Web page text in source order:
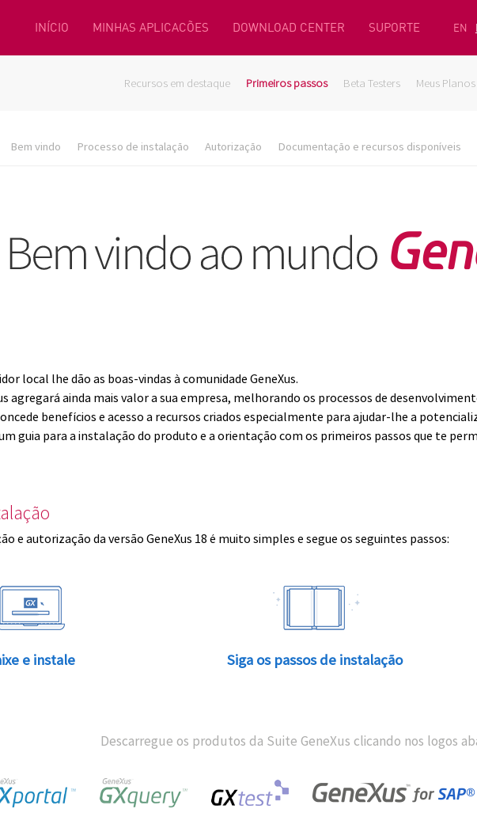
INÍCIO MINHAS APLICACÕES DOWNLOAD CENTER SUPORTE EN
Recursos em destaque Primeiros passos Beta Testers Meus Planos
Bem vindo Processo de instalação Autorização Documentação e recursos disponíveis
local lhe dão as boas-vindas à comunidade GeneXus.
agregará ainda mais valor a sua empresa, melhorando os processos de
benefícios e acesso a recursos criados especialmente para ajudar-lhe a
guia para a instalação do produto e a orientação com os primeiros passos que te
e autorização da versão GeneXus 18 é muito simples e segue os seguintes passos:
e instale Siga os passos de instalação
Descarregue os produtos da Suite GeneXus clicando nos logos